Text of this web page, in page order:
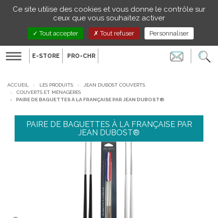
Toggle
FR
E-STORE PRO-CHR
ACCUEIL LES PRODUITS
JEAN DUBOST COUVERTS
COUVERTS ET MÉNAGÈRES
PAIRE DE BAGUETTES À LA FRANÇAISE PAR JEAN DUBOST®
PAIRE DE BAGUETTES À LA FRANÇAISE PAR
JEAN DUBOST®
Gestion de vos préférences sur les cookies
Ce site utilise des cookies et vous donne le contrôle sur
ceux que vous souhaitez activer
Tout accepter Tout refuser Personnaliser